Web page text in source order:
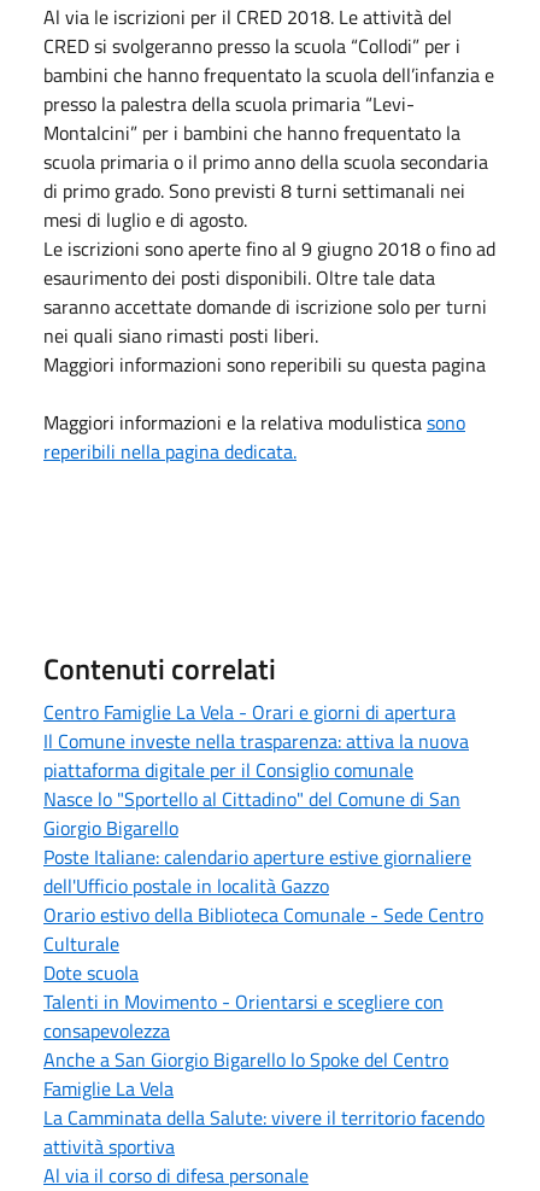
Al via le iscrizioni per il CRED 2018. Le attività del
CRED si svolgeranno presso la scuola “Collodi” per i
bambini che hanno frequentato la scuola dell’infanzia e
presso la palestra della scuola primaria “Levi-
Montalcini” per i bambini che hanno frequentato la
scuola primaria o il primo anno della scuola secondaria
di primo grado. Sono previsti 8 turni settimanali nei
mesi di luglio e di agosto.
Le iscrizioni sono aperte fino al 9 giugno 2018 o fino ad
esaurimento dei posti disponibili. Oltre tale data
saranno accettate domande di iscrizione solo per turni
nei quali siano rimasti posti liberi.
Maggiori informazioni sono reperibili su questa pagina
Maggiori informazioni e la relativa modulisticasono
reperibili nella pagina dedicata.
Contenuti correlati
Centro Famiglie La Vela - Orari e giorni di apertura
Il Comune investe nella trasparenza: attiva la nuova
piattaforma digitale per il Consiglio comunale
Nasce lo "Sportello al Cittadino" del Comune di San
Giorgio Bigarello
Poste Italiane: calendario aperture estive giornaliere
dell'Ufficio postale in località Gazzo
Orario estivo della Biblioteca Comunale - Sede Centro
Culturale
Dote scuola
Talenti in Movimento - Orientarsi e scegliere con
consapevolezza
Anche a San Giorgio Bigarello lo Spoke del Centro
Famiglie La Vela
La Camminata della Salute: vivere il territorio facendo
attività sportiva
Al via il corso di difesa personale